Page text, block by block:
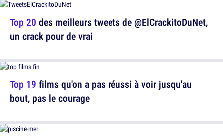
Top 19 films qu'on a pas réussi à voir jusqu'au
bout, pas le courage
Top 20 des meilleurs tweets de @ElCrackitoDuNet,
un crack pour de vrai